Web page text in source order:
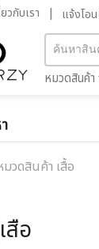
วกับเรา แจ้งโอน
หมวดสินค้า
มวดสินค้า เสื้อ
เสื้อ